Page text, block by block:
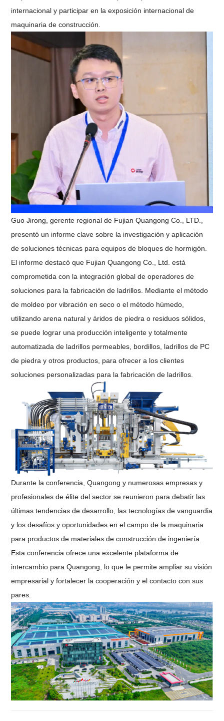
internacional y participar en la exposición internacional de
maquinaria de construcción.
Guo Jirong, gerente regional de Fujian Quangong Co., LTD.,
presentó un informe clave sobre la investigación y aplicación
de soluciones técnicas para equipos de bloques de hormigón.
El informe destacó que Fujian Quangong Co., Ltd. está
comprometida con la integración global de operadores de
soluciones para la fabricación de ladrillos. Mediante el método
de moldeo por vibración en seco o el método húmedo,
utilizando arena natural y áridos de piedra o residuos sólidos,
se puede lograr una producción inteligente y totalmente
automatizada de ladrillos permeables, bordillos, ladrillos de PC
de piedra y otros productos, para ofrecer a los clientes
soluciones personalizadas para la fabricación de ladrillos.
Durante la conferencia, Quangong y numerosas empresas y
profesionales de élite del sector se reunieron para debatir las
últimas tendencias de desarrollo, las tecnologías de vanguardia
y los desafíos y oportunidades en el campo de la maquinaria
para productos de materiales de construcción de ingeniería.
Esta conferencia ofrece una excelente plataforma de
intercambio para Quangong, lo que le permite ampliar su visión
empresarial y fortalecer la cooperación y el contacto con sus
pares.